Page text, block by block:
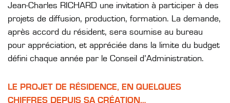
Jean-Charles RICHARD une invitation à participer à des
projets de diffusion, production, formation. La demande,
après accord du résident, sera soumise au bureau
pour appréciation, et appréciée dans la limite du budget
défini chaque année par le Conseil d’Administration.
LE PROJET DE RÉSIDENCE, EN QUELQUES
CHIFFRES DEPUIS SA CRÉATION…